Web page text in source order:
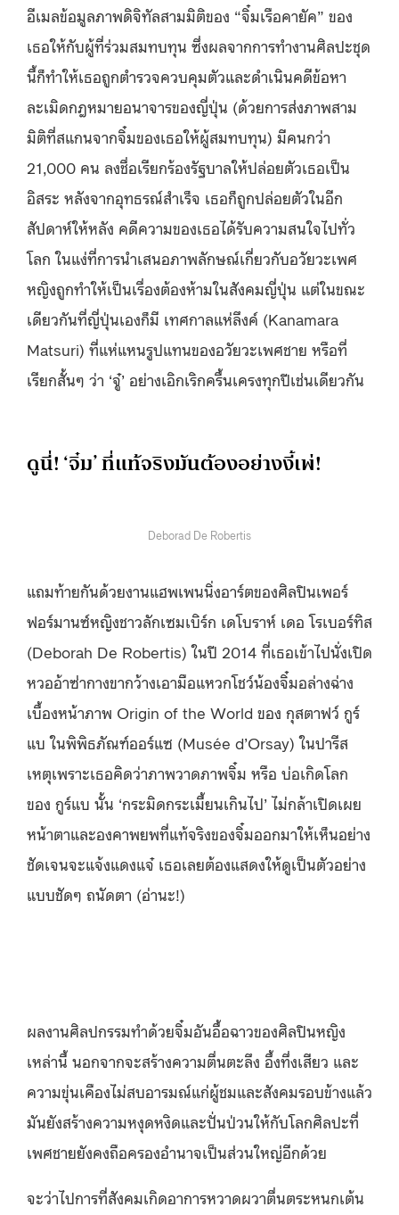
อีเมลข้อมูลภาพดิจิทัลสามมิติของ “จิ๋มเรือคายัค” ของ
เธอให้กับผู้ที่ร่วมสมทบทุน ซึ่งผลจากการทำงานศิลปะชุด
นี้ก็ทำให้เธอถูกตำรวจควบคุมตัวและดำเนินคดีข้อหา
ละเมิดกฎหมายอนาจารของญี่ปุ่น (ด้วยการส่งภาพสาม
มิติที่สแกนจากจิ๋มของเธอให้ผู้สมทบทุน) มีคนกว่า
21,000 คน ลงชื่อเรียกร้องรัฐบาลให้ปล่อยตัวเธอเป็น
อิสระ หลังจากอุทธรณ์สำเร็จ เธอก็ถูกปล่อยตัวในอีก
สัปดาห์ให้หลัง คดีความของเธอได้รับความสนใจไปทั่ว
โลก ในแง่ที่การนำเสนอภาพลักษณ์เกี่ยวกับอวัยวะเพศ
หญิงถูกทำให้เป็นเรื่องต้องห้ามในสังคมญี่ปุ่น แต่ในขณะ
เดียวกันที่ญี่ปุ่นเองก็มี เทศกาลแห่ลึงค์ (Kanamara
Matsuri) ที่แห่แหนรูปแทนของอวัยวะเพศชาย หรือที่
เรียกสั้นๆ ว่า ‘จู๋’ อย่างเอิกเริกครื้นเครงทุกปีเช่นเดียวกัน
ดูนี่! ‘จิ๋ม’ ที่แท้จริงมันต้องอย่างงี้เพ่!
Deborad De Robertis
แถมท้ายกันด้วยงานแฮพเพนนิ่งอาร์ตของศิลปินเพอร์
ฟอร์มานซ์หญิงชาวลักเซมเบิร์ก เดโบราห์ เดอ โรเบอร์ทิส
(Deborah De Robertis) ในปี 2014 ที่เธอเข้าไปนั่งเปิด
หวออ้าซ่ากางขากว้างเอามือแหวกโชว์น้องจิ๋มอล่างฉ่าง
เบื้องหน้าภาพ Origin of the World ของ กุสตาฟว์ กูร์
แบ ในพิพิธภัณฑ์ออร์แซ (Musée d’Orsay) ในปารีส
เหตุเพราะเธอคิดว่าภาพวาดภาพจิ๋ม หรือ บ่อเกิดโลก
ของ กูร์แบ นั้น ‘กระมิดกระเมี้ยนเกินไป’ ไม่กล้าเปิดเผย
หน้าตาและองคาพยพที่แท้จริงของจิ๋มออกมาให้เห็นอย่าง
ชัดเจนจะแจ้งแดงแจ๋ เธอเลยต้องแสดงให้ดูเป็นตัวอย่าง
แบบชัดๆ ถนัดตา (อ่านะ!)
ผลงานศิลปกรรมทำด้วยจิ๋มอันอื้อฉาวของศิลปินหญิง
เหล่านี้ นอกจากจะสร้างความตื่นตะลึง อึ้งทึ่งเสียว และ
ความขุ่นเคืองไม่สบอารมณ์แก่ผู้ชมและสังคมรอบข้างแล้ว
มันยังสร้างความหงุดหงิดและปั่นป่วนให้กับโลกศิลปะที่
เพศชายยังคงถือครองอำนาจเป็นส่วนใหญ่อีกด้วย
จะว่าไปการที่สังคมเกิดอาการหวาดผวาตื่นตระหนกเต้น